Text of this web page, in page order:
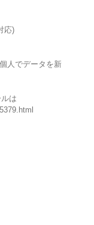
応)
人でデータを新
は